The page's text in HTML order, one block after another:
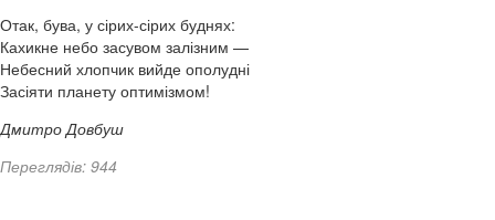
Отак, бува, у сірих-сірих буднях:
Кахикне небо засувом залізним —
Небесний хлопчик вийде ополудні
Засіяти планету оптимізмом!
Дмитро Довбуш
Переглядів: 944